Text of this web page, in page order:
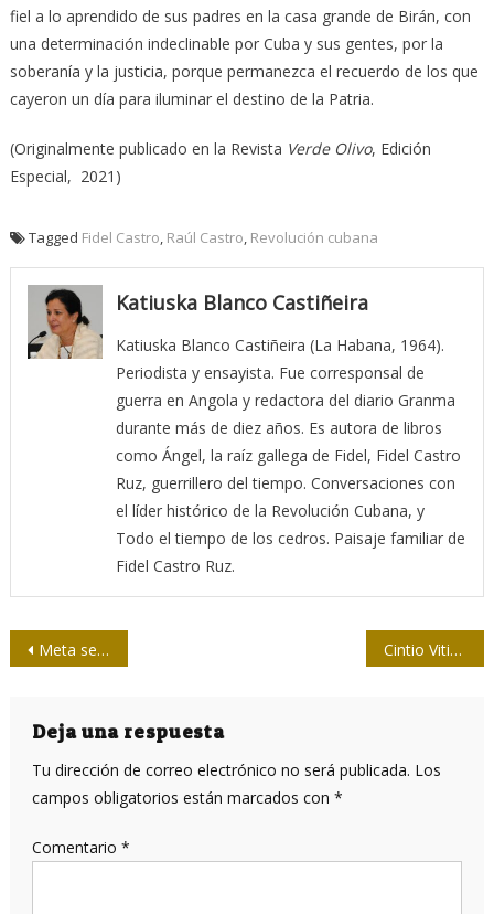
fiel a lo aprendido de sus padres en la casa grande de Birán, con
una determinación indeclinable por Cuba y sus gentes, por la
soberanía y la justicia, porque permanezca el recuerdo de los que
cayeron un día para iluminar el destino de la Patria.
(Originalmente publicado en la Revista Verde Olivo, Edición
Especial, 2021)
Tagged Fidel Castro Raúl Castro Revolución cubana
Katiuska Blanco Castiñeira
Katiuska Blanco Castiñeira (La Habana, 1964).
Periodista y ensayista. Fue corresponsal de
guerra en Angola y redactora del diario Granma
durante más de diez años. Es autora de libros
como Ángel, la raíz gallega de Fidel, Fidel Castro
Ruz, guerrillero del tiempo. Conversaciones con
el líder histórico de la Revolución Cubana, y
Todo el tiempo de los cedros. Paisaje familiar de
Fidel Castro Ruz.
Navegación
entradas
Meta se va a la guerra Cintio Vitier y la historia de la eticidad cubana
Deja una respuesta
Tu dirección de correo electrónico no será publicada. Los
campos obligatorios están marcados con *
Comentario *